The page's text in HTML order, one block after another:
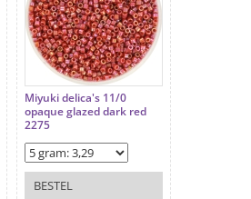
Miyuki delica's 11/0
opaque glazed dark red
2275
BESTEL